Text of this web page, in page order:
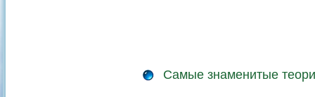
Самые знаменитые